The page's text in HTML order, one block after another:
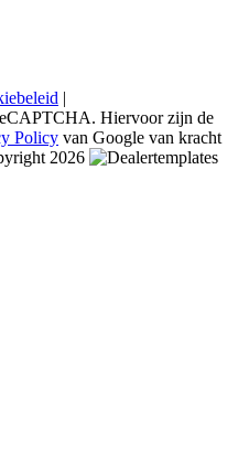
|
Hiervoor zijn de
Policy van Google van kracht
2026